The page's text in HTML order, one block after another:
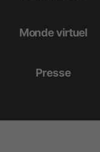
Monde virtuel
Presse